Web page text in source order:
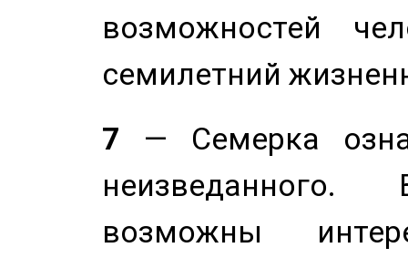
возможностей
семилетний
7 — Семерка
возможны